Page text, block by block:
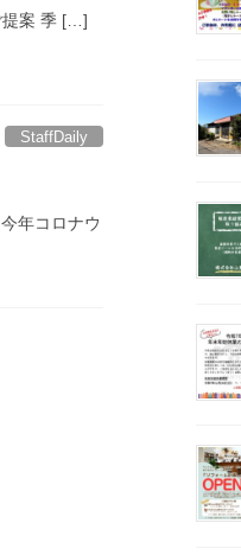
提案 季 […]
StaffDaily
年コロナウ